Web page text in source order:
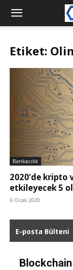
Blockchain
Etiket:
Bankacılık
2020’de kripto
etkileyecek 5
6 Ocak 2020
E-posta Bülteni